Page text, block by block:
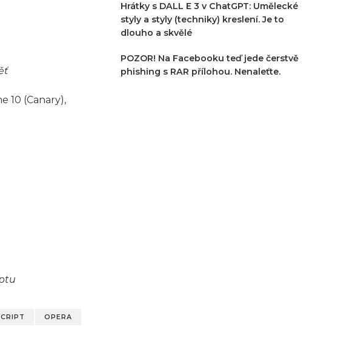
10 (Canary),
OPERA
Hrátky s DALL E 3 v ChatGPT: Umělecké
styly a styly (techniky) kreslení. Je to
dlouho a skvělé
POZOR! Na Facebooku teď jede čerstvě
phishing s RAR přílohou. Nenaleťte.